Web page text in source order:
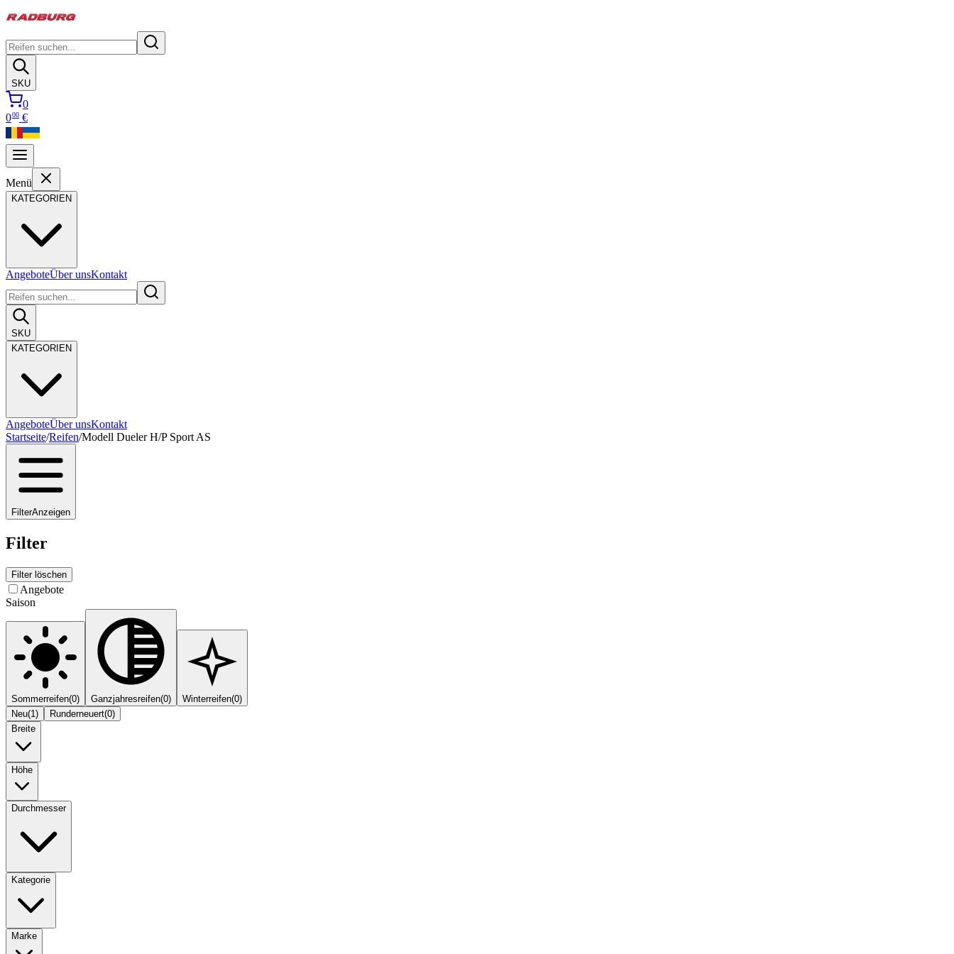
SKU
0
000 €
Menü
KATEGORIEN
AngeboteÜber unsKontakt
SKU
KATEGORIEN
AngeboteÜber unsKontakt
Startseite/Reifen/Modell Dueler H/P Sport AS
FilterAnzeigen
Filter
Filter löschen
Angebote
Saison
Sommerreifen(0) Ganzjahresreifen(0) Winterreifen(0)
Neu(1) Runderneuert(0)
Breite
Höhe
Durchmesser
Kategorie
Marke